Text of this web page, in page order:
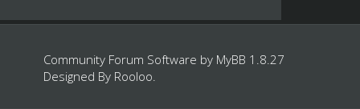
Community Forum Software by MyBB 1.8.27
Designed By Rooloo.